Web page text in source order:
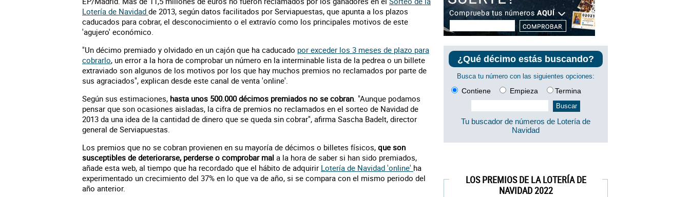
Lotería de Navidad de 2013, según datos facilitados por Serviapuestas, que apunta a los plazos
caducados para cobrar, el desconocimiento o el extravío como los principales motivos de este
'agujero' económico.
"Un décimo premiado y olvidado en un cajón que ha caducado por exceder los 3 meses de plazo para
cobrarlo, un error a la hora de comprobar un número en la interminable lista de la pedrea o un billete
extraviado son algunos de los motivos por los que hay muchos premios no reclamados por parte de
sus agraciados", explican desde este canal de venta 'online'.
Según sus estimaciones, hasta unos 500.000 décimos premiados no se cobran. "Aunque podamos
pensar que son ocasiones aisladas, la cifra de premios no reclamados en el sorteo de Navidad de
2013 da una idea de la cantidad de dinero que se queda sin cobrar", afirma Sascha Badelt, director
general de Serviapuestas.
Los premios que no se cobran provienen en su mayoría de décimos o billetes físicos, que son
susceptibles de deteriorarse, perderse o comprobar mal a la hora de saber si han sido premiados,
añade esta web, al tiempo que ha recordado que el hábito de adquirir Lotería de Navidad 'online' ha
experimentado un crecimiento del 37% en lo que va de año, si se compara con el mismo periodo del
año anterior.
¿Qué décimo estás buscando?
Busca tu número con las siguientes opciones:
Contiene Empieza Termina
Tu buscador de números de Lotería de
Navidad
LOS PREMIOS DE LA LOTERÍA DE
NAVIDAD 2022